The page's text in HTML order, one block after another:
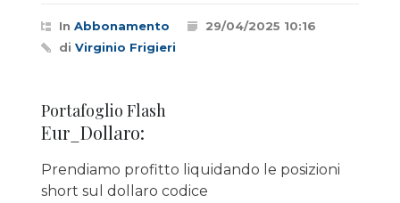
In Abbonamento
29/04/2025 10:16
di Virginio Frigieri
Portafoglio Flash
Eur_Dollaro:
Prendiamo profitto liquidando le posizioni
short sul dollaro codice